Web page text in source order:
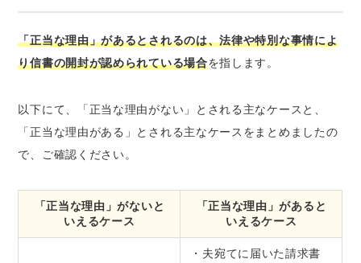
「正当な理由」があるとされるのは、法律や特別な事情によ
り信書の開封が認められている場合を指します。
以下にて、「正当な理由がない」とされる主なケースと、
「正当な理由がある」とされる主なケースをまとめましたの
で、ご確認ください。
「正当な理由」がないと
いえるケース
「正当な理由」があると
いえるケース
・夫宛てに届いた請求書